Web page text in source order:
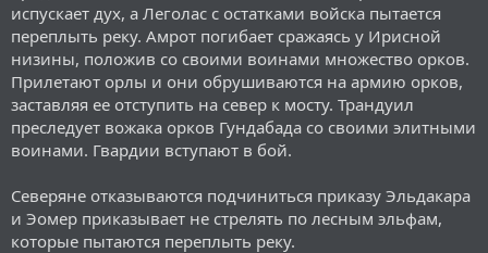
испускает дух, а Леголас с остатками войска пытается
переплыть реку. Амрот погибает сражаясь у Ирисной
низины, положив со своими воинами множество орков.
Прилетают орлы и они обрушиваются на армию орков,
заставляя ее отступить на север к мосту. Трандуил
преследует вожака орков Гундабада со своими элитными
воинами. Гвардии вступают в бой.
Северяне отказываются подчиниться приказу Эльдакара
и Эомер приказывает не стрелять по лесным эльфам,
которые пытаются переплыть реку.